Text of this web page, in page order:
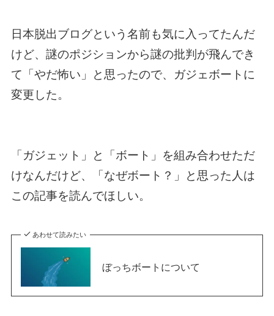
日本脱出ブログという名前も気に入ってたんだ
けど、謎のポジションから謎の批判が飛んでき
て「やだ怖い」と思ったので、ガジェボートに
変更した。
「ガジェット」と「ボート」を組み合わせただ
けなんだけど、「なぜボート？」と思った人は
この記事を読んでほしい。
あわせて読みたい
ぼっちボートについて